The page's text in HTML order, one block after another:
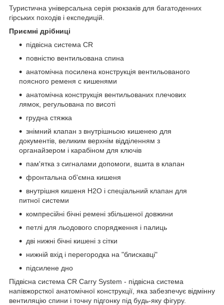
Туристична універсальна серія рюкзаків для багатоденних
гірських походів і експедицій.
Приємні дрібниці
підвісна система СR
повністю вентильована спина
анатомічна посилена конструкція вентильованого
поясного ременя c кишенями
анатомічна конструкція вентильованих плечових
лямок, регульована по висоті
грудна стяжка
знімний клапан з внутрішньою кишенею для
документів, великим верхнім відділенням з
органайзером і карабіном для ключів
пам'ятка з сигналами допомоги, вшита в клапан
фронтальна об'ємна кишеня
внутрішня кишеня Н2О і спеціальний клапан для
питної системи
компресійні бічні ремені збільшеної довжини
петлі для льодового спорядження і палиць
дві нижні бічні кишені з сітки
нижній вхід і перегородка на "блискавці"
підсилене дно
Підвісна система CR Carry System - підвісна система
напівжорсткої анатомічної конструкції, яка забезпечує відмінну
вентиляцію спини і точну підгонку під будь-яку фігуру.